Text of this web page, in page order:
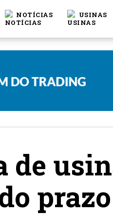
NOTÍCIAS USINAS
de
prazo